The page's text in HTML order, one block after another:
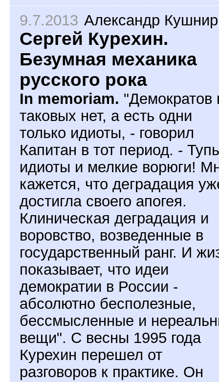
9.7.2013 Александр Кушнир
Сергей Курехин.
Безумная механика
русского рока
In memoriam. "Демократов
таковых нет, а есть одни
только идиоты, - говорил
Капитан в тот период. -
идиоты и мелкие ворюги!
кажется, что деградация
достигла своего апогея.
Клиническая деградация и
воровство, возведенные в
государственный ранг. И
показывает, что идеи
демократии в России -
абсолютно бесполезные,
бессмысленные и
вещи". С весны 1995 года
Курехин перешел от
разговоров к практике. Он